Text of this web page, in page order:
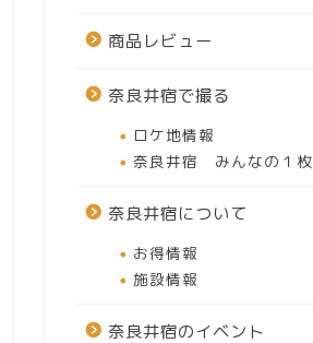
商品レビュー
奈良井宿で撮る
ロケ地情報
奈良井宿 みんなの１枚
奈良井宿について
お得情報
施設情報
奈良井宿のイベント